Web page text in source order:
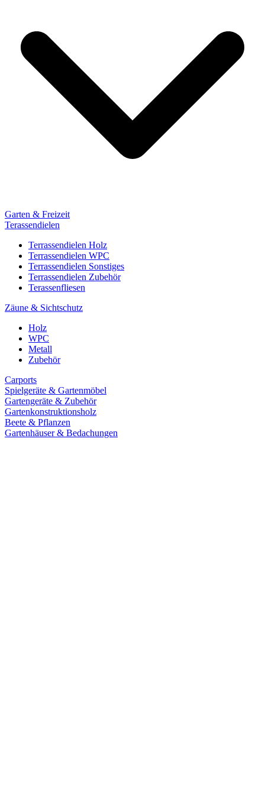
Garten & Freizeit
Terassendielen
Terrassendielen Holz
Terrassendielen WPC
Terrassendielen Sonstiges
Terrassendielen Zubehör
Terassenfliesen
Zäune & Sichtschutz
Holz
WPC
Metall
Zubehör
Carports
Spielgeräte & Gartenmöbel
Gartengeräte & Zubehör
Gartenkonstruktionsholz
Beete & Pflanzen
Gartenhäuser & Bedachungen